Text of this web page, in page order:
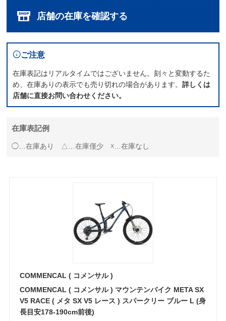
店舗の在庫を確認する
ご注意
在庫表記はリアルタイムではございません。刻々と変動するた
め、在庫ありの表示でも売り切れの場合があります。詳しくは
店舗に直接お問い合わせください。
在庫表記例
◯…在庫あり △…在庫僅少 ☓…在庫なし
COMMENCAL ( コメンサル )
COMMENCAL ( コメンサル ) マウンテンバイク META SX
V5 RACE ( メタ SX V5 レース ) スパークリー ブルー L (身
長目安178-190cm前後)